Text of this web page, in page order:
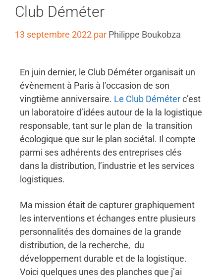
Club Déméter
13 septembre 2022 par Philippe Boukobza
En juin dernier, le Club Déméter organisait un
évènement à Paris à l’occasion de son
vingtième anniversaire. Le Club Déméterc’est
un laboratoire d’idées autour de la la logistique
responsable, tant sur le plan de la transition
écologique que sur le plan sociétal. Il compte
parmi ses adhérents des entreprises clés
dans la distribution, l’industrie et les services
logistiques.
Ma mission était de capturer graphiquement
les interventions et échanges entre plusieurs
personnalités des domaines de la grande
distribution, de la recherche, du
développement durable et de la logistique.
Voici quelques unes des planches que j’ai